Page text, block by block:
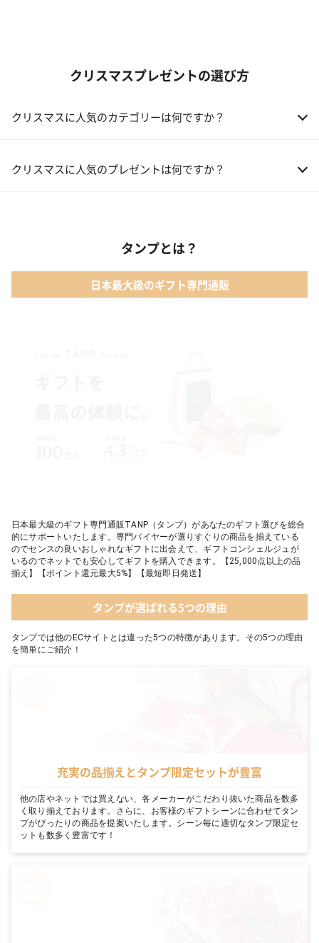
クリスマスプレゼントの選び方
クリスマスに人気のカテゴリーは何ですか？
02 ファッション小物
04 メイクアップ
クリスマスに人気のプレゼントは何ですか？
03 【名入れギフト】フラワーティントリップ［日本限定ピンクゴ
タンプとは？
日本最大級のギフト専門通販
日本最大級のギフト専門通販TANP（タンプ）があなたのギフト選びを総合
的にサポートいたします。専門バイヤーが選りすぐりの商品を揃えている
のでセンスの良いおしゃれなギフトに出会えて、ギフトコンシェルジュが
いるのでネットでも安心してギフトを購入できます。【25,000点以上の品
揃え】【ポイント還元最大5%】【最短即日発送】
タンプが選ばれる5つの理由
タンプでは他のECサイトとは違った5つの特徴があります。その5つの理由
を簡単にご紹介！
充実の品揃えとタンプ限定セットが豊富
他の店やネットでは買えない、各メーカーがこだわり抜いた商品を数多
く取り揃えております。さらに、お客様のギフトシーンに合わせてタン
プがぴったりの商品を提案いたします。シーン毎に適切なタンプ限定セ
ットも数多く豊富です！